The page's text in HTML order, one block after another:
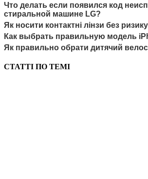
Что делать если появился код
стиральной машине LG?
Як носити контактні лінзи без
Как выбрать правильную модель
Як правильно обрати дитячий
СТАТТІ ПО ТЕМІ